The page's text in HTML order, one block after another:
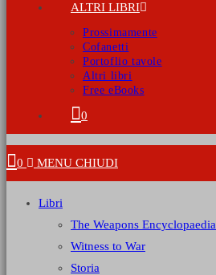
ALTRI LIBRI
Prossimamente
Cofanetti
Portoflio tavole
Altri libri
Free eBooks
0
0 MENU CHIUDI
Libri
The Weapons Encyclopaedia
Witness to War
Storia